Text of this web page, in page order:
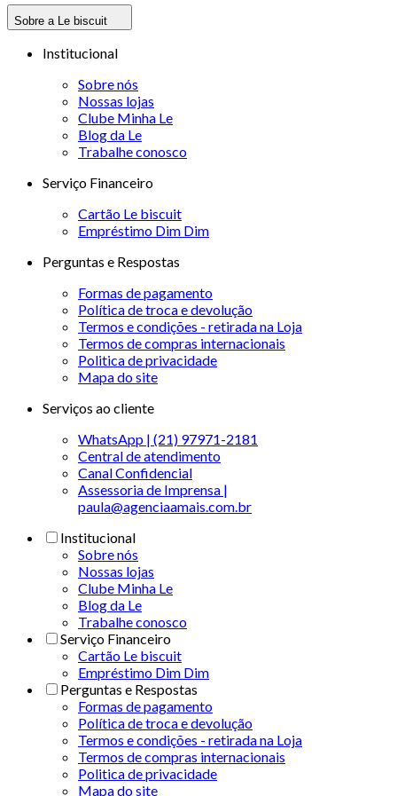
Sobre a Le biscuit
Institucional
Sobre nós
Nossas lojas
Clube Minha Le
Blog da Le
Trabalhe conosco
Serviço Financeiro
Cartão Le biscuit
Empréstimo Dim Dim
Perguntas e Respostas
Formas de pagamento
Política de troca e devolução
Termos e condições - retirada na Loja
Termos de compras internacionais
Politica de privacidade
Mapa do site
Serviços ao cliente
WhatsApp | (21) 97971-2181
Central de atendimento
Canal Confidencial
Assessoria de Imprensa |
paula@agenciaamais.com.br
Institucional
Sobre nós
Nossas lojas
Clube Minha Le
Blog da Le
Trabalhe conosco
Serviço Financeiro
Cartão Le biscuit
Empréstimo Dim Dim
Perguntas e Respostas
Formas de pagamento
Política de troca e devolução
Termos e condições - retirada na Loja
Termos de compras internacionais
Politica de privacidade
Mapa do site